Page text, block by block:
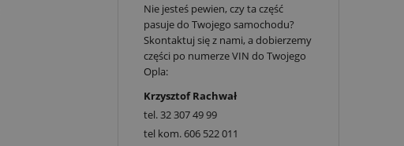
Nie jesteś pewien, czy ta część
pasuje do Twojego samochodu?
Skontaktuj się z nami, a dobierzemy
części po numerze VIN do Twojego
Opla:
Krzysztof Rachwał
tel.32 307 49 99
tel kom.606 522 011